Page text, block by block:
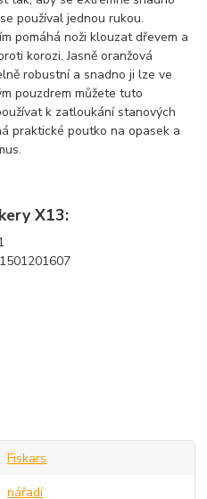
používal jednou rukou.
pomáhá noži klouzat dřevem a
korozi. Jasně oranžová
robustní a snadno ji lze ve
pouzdrem můžete tuto
k zatloukání stanových
praktické poutko na opasek a
X13:
Fiskars
nářadí